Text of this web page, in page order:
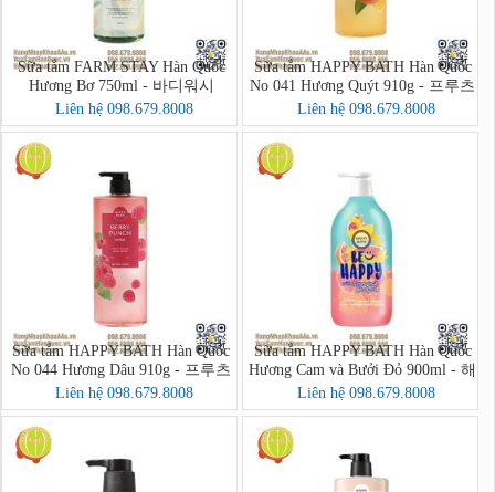
Sữa tắm FARM STAY Hàn Quốc
Hương Bơ 750ml - 바디워시
Liên hệ 098.679.8008
Sữa tắm HAPPY BATH Hàn Quốc
No 041 Hương Quýt 910g - 프루츠
크러시 바디워시
Liên hệ 098.679.8008
Sữa tắm HAPPY BATH Hàn Quốc
No 044 Hương Dâu 910g - 프루츠
크러시 바디워시
Liên hệ 098.679.8008
Sữa tắm HAPPY BATH Hàn Quốc
Hương Cam và Bưởi Đỏ 900ml - 해
피바스 스마일 브라이트닝 자몽오
렌지 바디워시
Liên hệ 098.679.8008